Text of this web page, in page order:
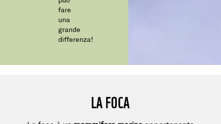
fare
una
grande
differenza!
LA FOCA